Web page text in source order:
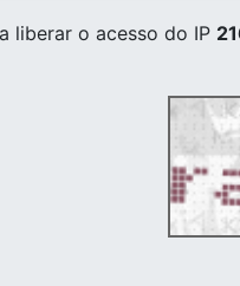
liberar o acesso do IP